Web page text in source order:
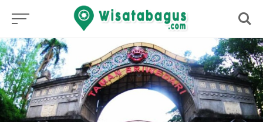
Skip
content